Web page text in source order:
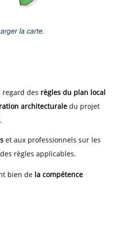
la carte.
regard des règles du plan local
architecturale du projet
et aux professionnels sur les
règles applicables.
bien de la compétence